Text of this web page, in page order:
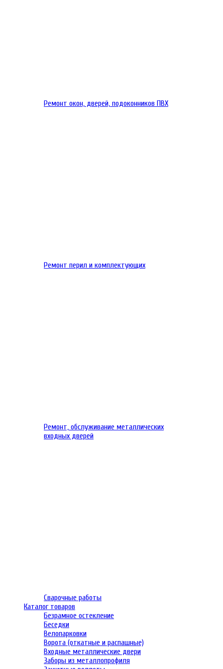
Ремонт окон, дверей, подоконников ПВХ
Ремонт перил и комплектующих
Ремонт, обслуживание металлических
входных дверей
Сварочные работы
Каталог товаров
Безрамное остекление
Беседки
Велопарковки
Ворота (откатные и распашные)
Входные металлические двери
Заборы из металлопрофиля